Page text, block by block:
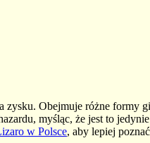
Obejmuje różne formy
myśląc, że jest to
w Polsce, aby lepiej